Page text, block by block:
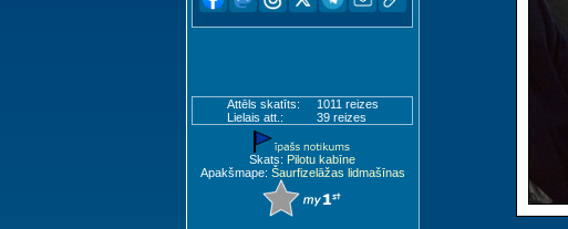
Attēls skatīts:
1011 reizes
Lielais att.:
39 reizes
Skats: Pilotu kabīne
Apakšmape: Šaurfizelāžas lidmašīnas